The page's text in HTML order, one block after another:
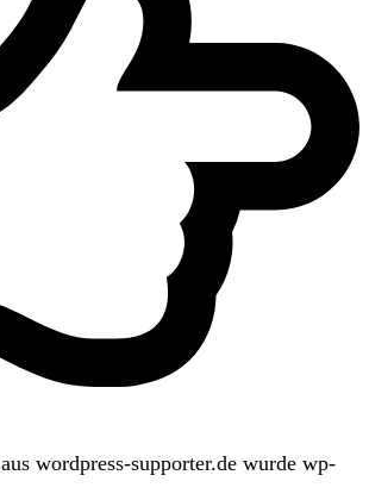
aus wordpress-supporter.de wurde wp-